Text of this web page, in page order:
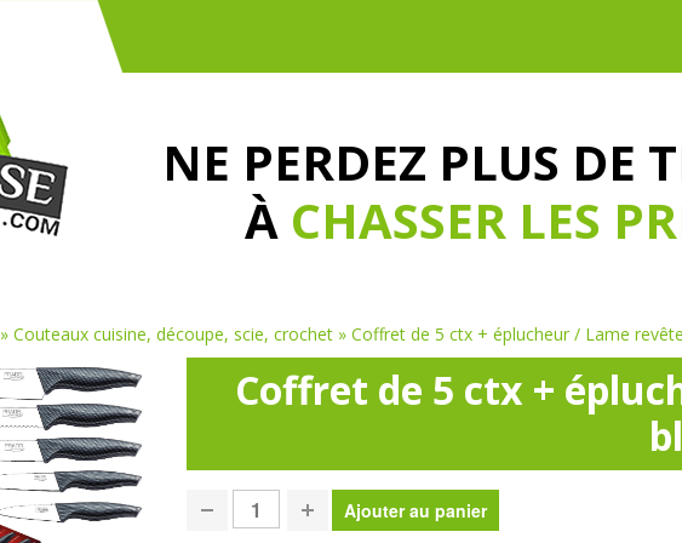
NE PERDEZ PLUS DE
À CHASSER LES
»Couteaux cuisine, découpe, scie, crochet »Coffret de 5 ctx + éplucheur / Lame
Coffret de 5 ctx +